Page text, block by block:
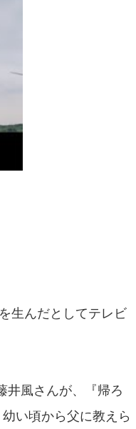
生んだとしてテレビ
井風さんが、『帰ろ
い頃から父に教えら